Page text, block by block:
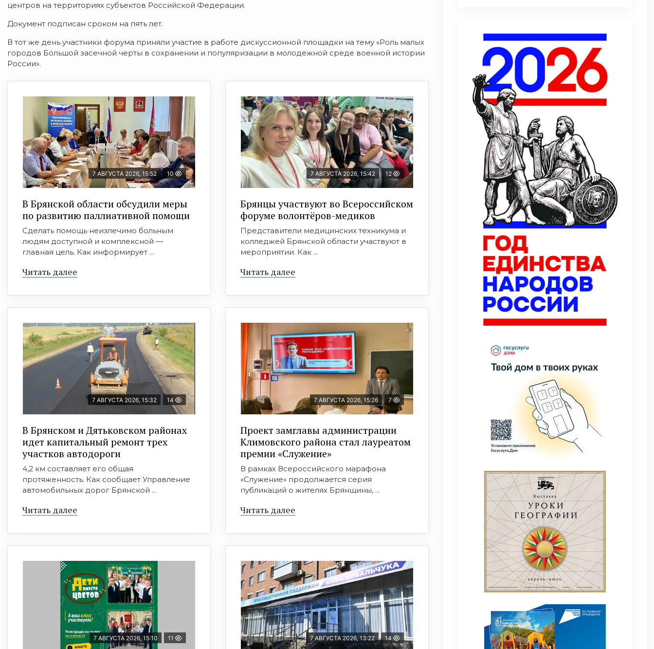
центров на территориях субъектов Российской Федерации.
Документ подписан сроком на пять лет.
В тот же день участники форума приняли участие в работе дискуссионной площадки на тему «Роль малых
городов Большой засечной черты в сохранении и популяризации в молодежной среде военной истории
России».
7 АВГУСТА 2026, 15:52 10
В Брянской области обсудили меры
по развитию паллиативной помощи
Сделать помощь неизлечимо больным
людям доступной и комплексной —
главная цель. Как информирует ...
Читать далее
7 АВГУСТА 2026, 15:42 12
Брянцы участвуют во Всероссийском
форуме волонтёров-медиков
Представители медицинских техникума и
колледжей Брянской области участвуют в
мероприятии. Как ...
Читать далее
7 АВГУСТА 2026, 15:32 14
В Брянском и Дятьковском районах
идет капитальный ремонт трех
участков автодороги
4,2 км составляет его общая
протяженность. Как сообщает Управление
автомобильных дорог Брянской ...
Читать далее
7 АВГУСТА 2026, 15:26 7
Проект замглавы администрации
Климовского района стал лауреатом
премии «Служение»
В рамках Всероссийского марафона
«Служение» продолжается серия
публикаций о жителях Брянщины, ...
Читать далее
7 АВГУСТА 2026, 15:10 11 7 АВГУСТА 2026, 13:22 14